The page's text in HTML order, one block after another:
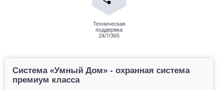
Техническая
поддержка
24/7/365
Система «Умный Дом» - охранная система
премиум класса